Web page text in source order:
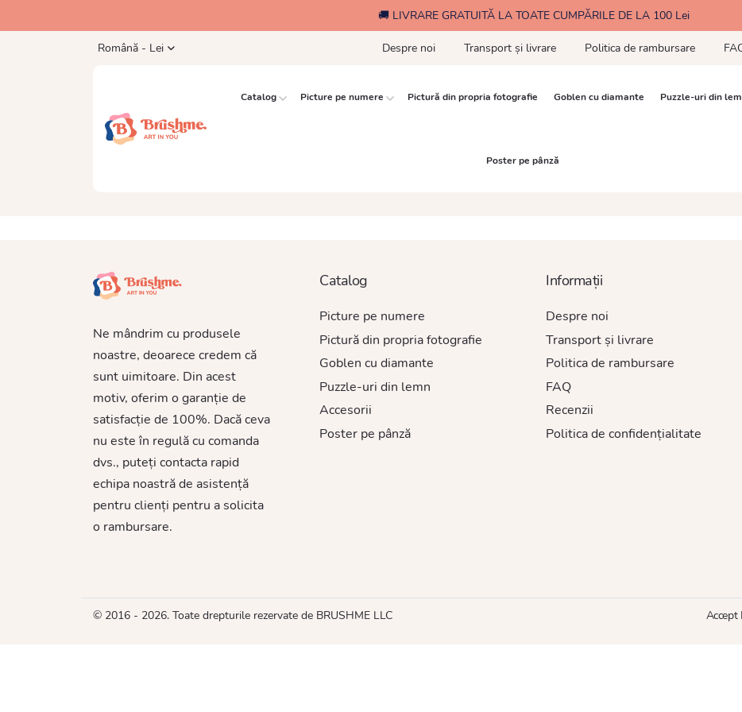
🚚 LIVRARE GRATUITĂ LA TOATE CUMPĂRILE DE LA 100 Lei
Română - Lei Despre noi Transport și livrare Politica de rambursare
Catalog Picture pe numere Pictură din propria fotografie Goblen cu diamante Puzzle-uri din
Poster pe pânză
Ne mândrim cu produsele
noastre, deoarece credem că
sunt uimitoare. Din acest
motiv, oferim o garanție de
satisfacție de 100%. Dacă ceva
nu este în regulă cu comanda
dvs., puteți contacta rapid
echipa noastră de asistență
pentru clienți pentru a solicita
o rambursare.
Catalog
Picture pe numere
Pictură din propria fotografie
Goblen cu diamante
Puzzle-uri din lemn
Accesorii
Poster pe pânză
Informații
Despre noi
Transport și livrare
Politica de rambursare
FAQ
Recenzii
Politica de confidențialitate
© 2016 - 2026. Toate drepturile rezervate de BRUSHME LLC Accept